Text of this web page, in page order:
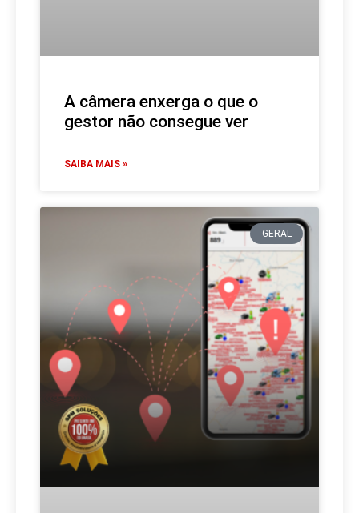
A câmera enxerga o que o
gestor não consegue ver
SAIBA MAIS »
GERAL